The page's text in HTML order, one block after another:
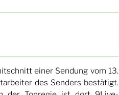
einer Sendung vom 13.
des Senders bestätigt.